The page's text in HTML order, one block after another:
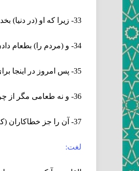
33- زيرا كه او (در دنيا) بخداى بزرگ ايمان نمى ‏آورد.
34- و (مردم را) بطعام دادن تهيدست و فقير ترغيب نميكرد.
35- پس امروز در اينجا براى او دوستى نيست.
36- و نه طعامى مگر از چرك و كثافت دوزخيان.
37- آن را جز خطاكاران (كه بسوى باطل ميروند) نميخورند.
لغت: